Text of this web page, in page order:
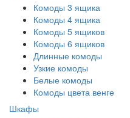
Комоды 3 ящика
Комоды 4 ящика
Комоды 5 ящиков
Комоды 6 ящиков
Длинные комоды
Узкие комоды
Белые комоды
Комоды цвета венге
Шкафы